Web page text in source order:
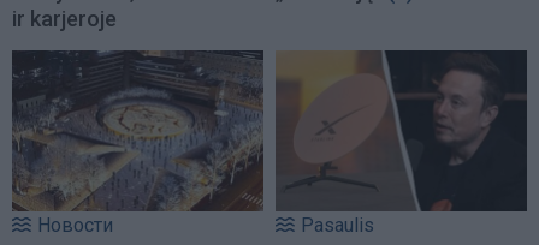
ir karjeroje
Новости Pasaulis